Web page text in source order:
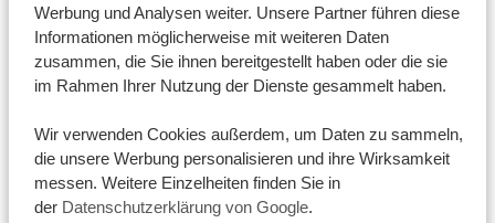
Werbung und Analysen weiter. Unsere Partner führen diese
Informationen möglicherweise mit weiteren Daten
zusammen, die Sie ihnen bereitgestellt haben oder die sie
im Rahmen Ihrer Nutzung der Dienste gesammelt haben.
Wir verwenden Cookies außerdem, um Daten zu sammeln,
die unsere Werbung personalisieren und ihre Wirksamkeit
messen. Weitere Einzelheiten finden Sie in
der Datenschutzerklärung von Google.
Unterkünfte sind zwar weder luxuriös noch
glamourös, aber gepflegt, gemütlich und mit allen
Must-haves wie bequemen Betten, privaten
Speisesälen ausgestattet. Meistens können Sie sich an
einem reichhaltigen Buffet bedienen oder sich im
Pool abkühlen. Allerdings kann es gut sein, dass das